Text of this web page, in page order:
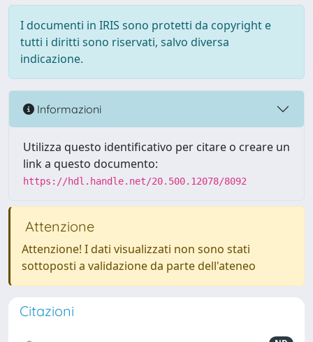
I documenti in IRIS sono protetti da copyright e
tutti i diritti sono riservati, salvo diversa
indicazione.
Informazioni
Utilizza questo identificativo per citare o creare un
link a questo documento:
https://hdl.handle.net/20.500.12078/8092
Attenzione
Attenzione! I dati visualizzati non sono stati
sottoposti a validazione da parte dell'ateneo
Citazioni